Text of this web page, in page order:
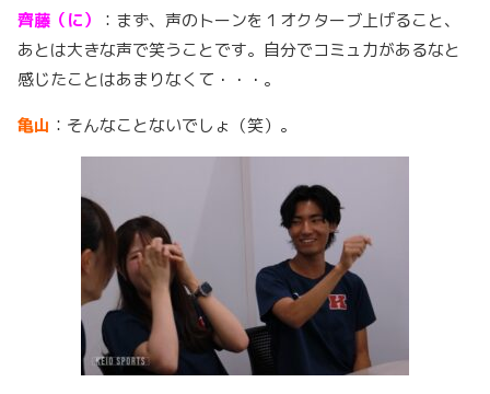
齊藤（に）
：まず、声のトーンを１オクターブ上げること、
あとは大きな声で笑うことです。自分でコミュ力があるなと
感じたことはあまりなくて・・・。
亀山 ：そんなことないでしょ（笑）。